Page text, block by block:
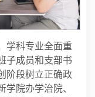
学科专业全面重
子成员和支部书
阶段树立正确政
院办学治院、